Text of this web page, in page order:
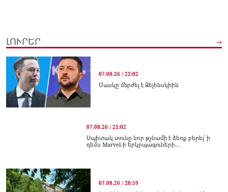
ԼՈՒՐԵՐ
07.08.26 / 22:02
Մասկը մերժել է Զելենսկիին
07.08.26 / 21:02
Սպիտակ տունը նոր թշնամի է ձեռք բերել՝ ի
դեմս Marvel-ի երկրպագուների...
07.08.26 / 20:59